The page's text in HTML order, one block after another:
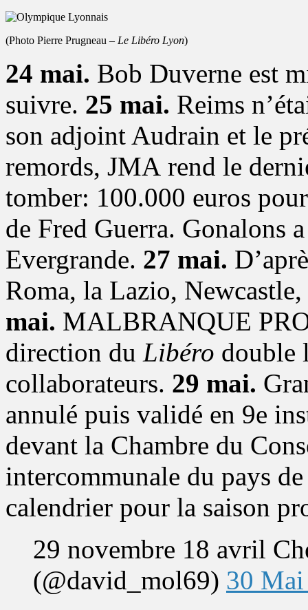
(Photo Pierre Prugneau – Le Libéro Lyon)
24 mai. Bob Duverne est
suivre. 25 mai. Reims
son adjoint Audrain et le
remords, JMA rend le
tomber: 100.000 euros
de Fred Guerra. Gonalons
Evergrande. 27 mai.
Roma, la Lazio,
mai. MALBRANQUE
direction du Libéro double
collaborateurs. 29 mai.
annulé puis validé en 9e
devant la Chambre du
intercommunale du pays
calendrier pour la saison
29 novembre 18 avril
(@david_mol69) 30